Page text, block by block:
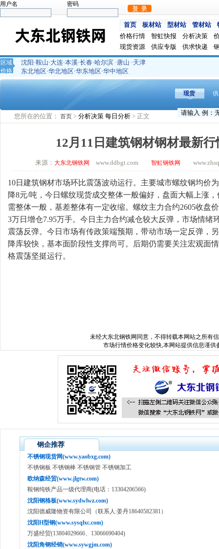
用户名 密码
首页 板材站 型材站 管材站
价格行情
智虹快报 分析决策
现货资源
供应专版 供求快递
区域
价格
沈阳 ·鞍山·大连·本溪·长春·哈尔滨 ·唐山 ·天津
东北地区·华北地区·华东地区·华中地区
现货
您所在的位置： 首页 > 分析决策 每日分析 > 正文
12月11日建筑钢材钢材最新
来源： 大东北钢铁网 www.ddbgt.com 智虹钢铁网
10日建筑钢材市场环比震荡波动运行。主要城市螺纹钢均价
降8元/吨，今日螺纹现货成交整体一般偏好，盘面大幅上涨
需整体一般，基差整体有一定收缩。螺纹主力合约2605收盘
3万日增仓7.95万手。今日主力合约减仓较大反弹，市场情绪
震荡反弹。今日市场有传政策端预期，带动市场一定反弹，
降库较快，基本面阶段性支撑尚可。后期仍需要关注宏观面
格震荡坚挺运行。
未经大东北钢铁网 同意，不得转载本网站之所有
市场行情价格变化较快,本网站提供信息谨供
钢企推荐
不锈钢现货网(www.yaobxg.com)
不锈钢板 不锈钢棒 不锈钢管 不锈钢加工
欧纳森经贸(www.jlgtw.com)
鞍钢纯铁产品一级代理商(电话：13304206566)
沈阳钢格板(www.sydwlwz.com)
沈阳德威隆物资有限公司（联系人:姜丹18640582381）
沈阳H型钢(www.sysqlxc.com)
万盛经贸(13804029666、13066690404)
沈阳角钢经销(www.sywgjm.com)